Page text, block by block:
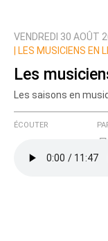
Nom
Courriel (non
Ajoutez
VENDREDI 30 AOÛT
LES MUSICIENS EN
Les
Les saisons en
ÉCOUTER